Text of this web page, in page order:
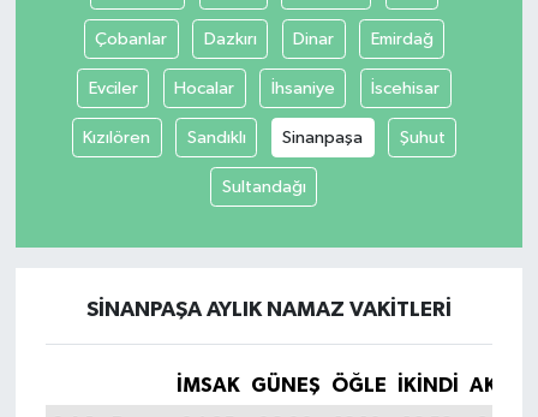
Çobanlar Dazkırı Dinar Emirdağ
Evciler Hocalar İhsaniye İscehisar
Kızılören Sandıklı Sinanpaşa Şuhut
Sultandağı
SINANPAŞA AYLIK NAMAZ VAKITLERI
İMSAK GÜNEŞ ÖĞLE İKINDI